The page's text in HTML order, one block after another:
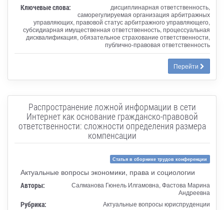
Ключевые слова:
дисциплинарная ответственность,
саморегулируемая организация арбитражных
управляющих, правовой статус арбитражного управляющего,
субсидиарная имущественная ответственность, процессуальная
дисквалификация, обязательное страхование ответственности,
публично-правовая ответственность
Перейти
Распространение ложной информации в сети
Интернет как основание гражданско-правовой
ответственности: сложности определения размера
компенсации
Статья в сборнике трудов конференции
Актуальные вопросы экономики, права и социологии
Авторы:
Салманова Гюнель Илгамовна, Фастова Марина
Андреевна
Рубрика: Актуальные вопросы юриспруденции